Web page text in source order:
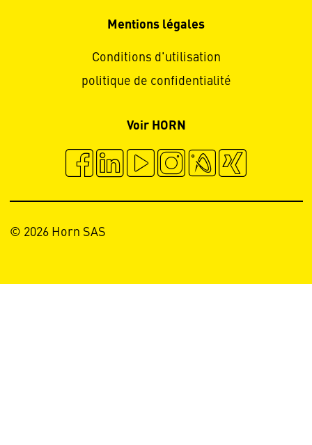
Mentions légales
Conditions d'utilisation
politique de confidentialité
Voir HORN
© 2026 Horn SAS